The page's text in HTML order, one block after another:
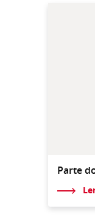
Parte